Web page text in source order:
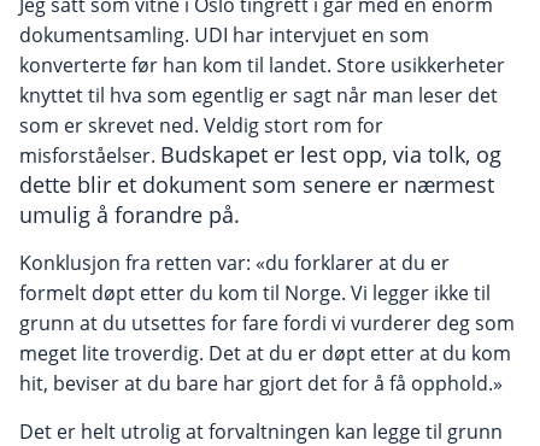
dokumentsamling. UDI har intervjuet en som
konverterte før han kom til landet. Store usikkerheter
knyttet til hva som egentlig er sagt når man leser det
som er skrevet ned. Veldig stort rom for
misforståelser. Budskapet er lest opp, via tolk, og
dette blir et dokument som senere er nærmest
umulig å forandre på.
Konklusjon fra retten var: «du forklarer at du er
formelt døpt etter du kom til Norge. Vi legger ikke til
grunn at du utsettes for fare fordi vi vurderer deg som
meget lite troverdig. Det at du er døpt etter at du kom
hit, beviser at du bare har gjort det for å få opphold.»
Det er helt utrolig at forvaltningen kan legge til grunn